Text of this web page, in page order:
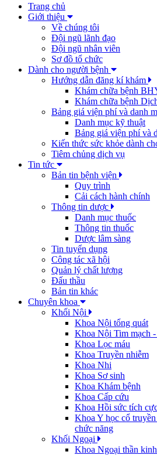
Trang chủ
Giới thiệu
Về chúng tôi
Đội ngũ lãnh đạo
Đội ngũ nhân viên
Sơ đồ tổ chức
Dành cho người bệnh
Hướng dẫn đăng kí khám
Khám chữa bệnh
Khám chữa bệnh
Bảng giá viện phí và danh
Danh mục kỹ thuật
Bảng giá viện phí và
Kiến thức sức khỏe dành
Tiêm chủng dịch vụ
Tin tức
Bản tin bệnh viện
Quy trình
Cải cách hành chính
Thông tin dược
Danh mục thuốc
Thông tin thuốc
Dược lâm sàng
Tin tuyển dụng
Công tác xã hội
Quản lý chất lượng
Đấu thầu
Bản tin khác
Chuyên khoa
Khối Nội
Khoa Nội tổng quát
Khoa Nội Tim mạch
Khoa Lọc máu
Khoa Truyền nhiễm
Khoa Nhi
Khoa Sơ sinh
Khoa Khám bệnh
Khoa Cấp cứu
Khoa Hồi sức tích
Khoa Y học cổ
chức năng
Khối Ngoại
Khoa Ngoại thần